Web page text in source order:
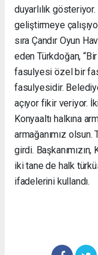
duyarlılık
geliştirmeye
sıra Çandır Oyun
eden Türkdoğan, “Bir
fasulyesi özel bir
fasulyesidir.
açıyor fikir veriyor.
Konyaaltı halkına
armağanımız
girdi.
iki tane de halk
ifadelerini kullandı.